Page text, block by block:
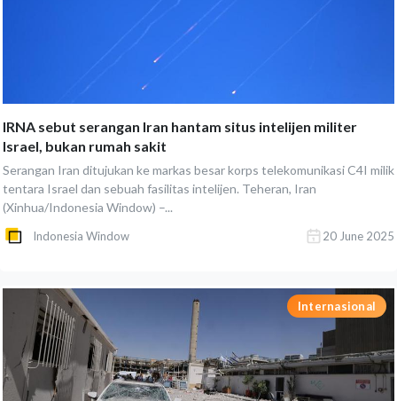
IRNA sebut serangan Iran hantam situs intelijen militer
Israel, bukan rumah sakit
Serangan Iran ditujukan ke markas besar korps telekomunikasi C4I milik
tentara Israel dan sebuah fasilitas intelijen. Teheran, Iran
(Xinhua/Indonesia Window) –...
Indonesia Window 20 June 2025
Internasional